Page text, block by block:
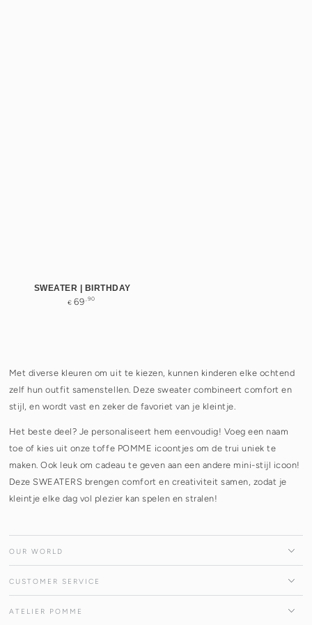
SWEATER | BIRTHDAY
Normale
€ 69 ,90
Met diverse kleuren om uit te kiezen, kunnen kinderen elke ochtend
zelf hun outfit samenstellen. Deze sweater combineert comfort en
stijl, en wordt vast en zeker de favoriet van je kleintje.
Het beste deel? Je personaliseert hem eenvoudig! Voeg een naam
toe of kies uit onze toffe POMME icoontjes om de trui uniek te
maken. Ook leuk om cadeau te geven aan een andere mini-stijl icoon!
Deze SWEATERS brengen comfort en creativiteit samen, zodat je
kleintje elke dag vol plezier kan spelen en stralen!
OUR WORLD
CUSTOMER SERVICE
ATELIER POMME